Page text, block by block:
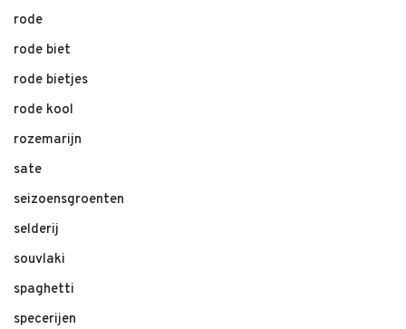
rode
rode biet
rode bietjes
rode kool
rozemarijn
sate
seizoensgroenten
selderij
souvlaki
spaghetti
specerijen